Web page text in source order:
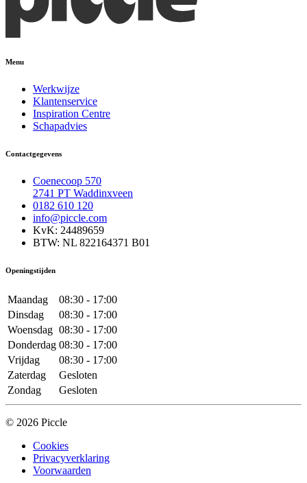
Menu
Werkwijze
Klantenservice
Inspiration Centre
Schapadvies
Contactgegevens
Coenecoop 570
2741 PT Waddinxveen
0182 610 120
info@piccle.com
KvK: 24489659
BTW: NL 822164371 B01
Openingstijden
Maandag
08:30 - 17:00
Dinsdag
08:30 - 17:00
Woensdag 08:30 - 17:00
Donderdag 08:30 - 17:00
Vrijdag
08:30 - 17:00
Zaterdag
Gesloten
Zondag
Gesloten
© 2026 Piccle
Cookies
Privacyverklaring
Voorwaarden